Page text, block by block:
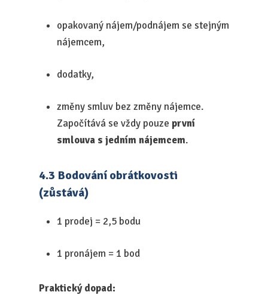
opakovaný nájem/podnájem se stejným
nájemcem,
dodatky,
změny smluv bez změny nájemce.
Započítává se vždy pouze první
smlouva s jedním nájemcem.
4.3 Bodování obrátkovosti
(zůstává)
1 prodej = 2,5 bodu
1 pronájem = 1 bod
Praktický dopad: